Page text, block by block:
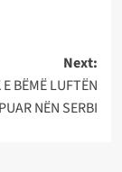
Next:
BËMË LUFTËN
NËN SERBI